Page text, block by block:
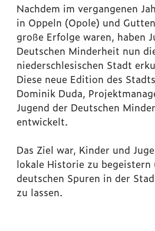
Nachdem im vergangenen
in Oppeln (Opole) und
große Erfolge waren, haben
Deutschen Minderheit nun
niederschlesischen Stadt
Diese neue Edition des
Dominik Duda,
Jugend der Deutschen
entwickelt.
Das Ziel war, Kinder und
lokale Historie zu begeistern
deutschen Spuren in der
zu lassen.